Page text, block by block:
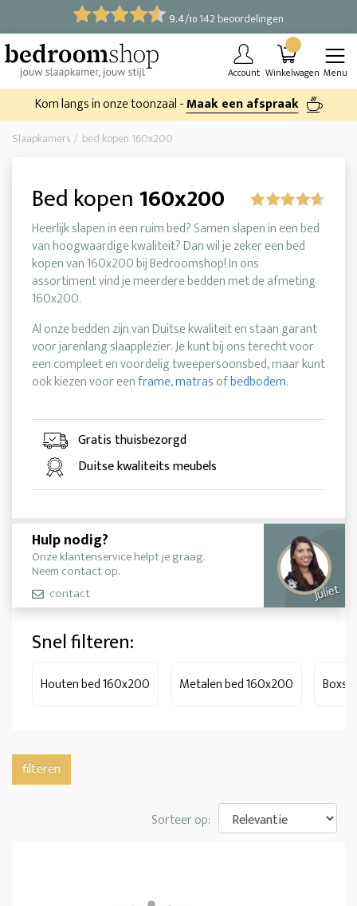
9.4/10 142 beoordelingen
Account Winkelwagen Menu
Kom langs in onze toonzaal -Maak een afspraak
Slaapkamers bed kopen 160x200
Bed kopen160x200
Heerlijk slapen in een ruim bed? Samen slapen in een bed
van hoogwaardige kwaliteit? Dan wil je zeker een bed
kopen van 160x200 bij Bedroomshop! In ons
assortiment vind je meerdere bedden met de afmeting
160x200.
Al onze bedden zijn van Duitse kwaliteit en staan garant
voor jarenlang slaapplezier. Je kunt bij ons terecht voor
een compleet en voordelig tweepersoonsbed, maar kunt
ook kiezen voor eenframe,matrasofbedbodem.
Gratis thuisbezorgd
Duitse kwaliteits meubels
Hulp nodig?
Onze klantenservice helpt je graag.
Neem contact op.
contact
Juliet
Snel filteren:
Houten bed 160x200 Metalen bed 160x200
filteren
Sorteer op: